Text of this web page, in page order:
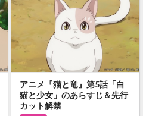
アニメ『猫と竜』第5話「白
猫と少女」のあらすじ＆先行
カット解禁